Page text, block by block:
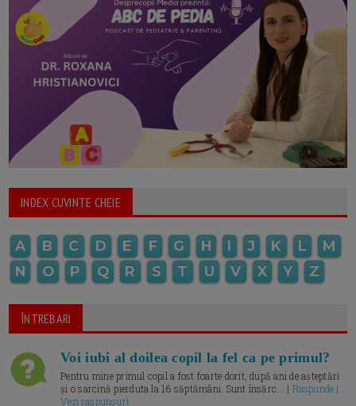
INDEX CUVINTE CHEIE
A B C D E F G H I J K L
M
N
O P Q R S T U V X Y Z
ÎNTREBARI
Voi iubi al doilea copil la fel ca pe primul?
Pentru mine primul copil a fost foarte dorit, după ani de așteptări
și o sarcină pierduta la 16 săptămâni. Sunt însărc... | Raspunde |
Vezi raspunsuri